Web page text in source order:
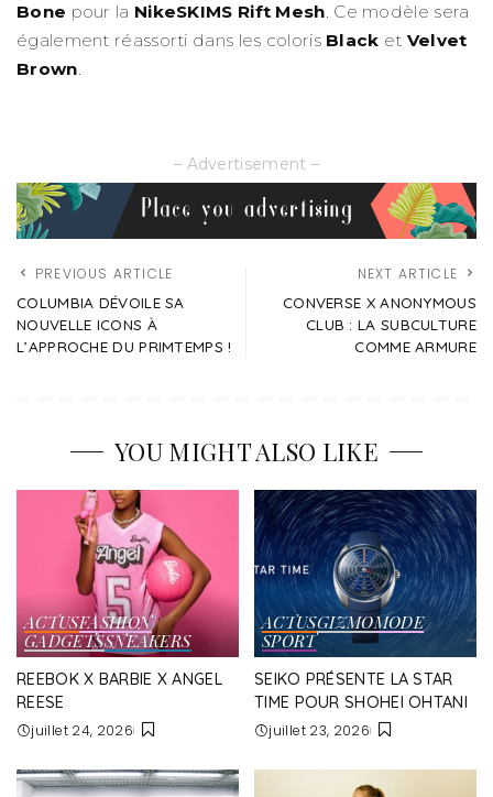
Bone pour la NikeSKIMS Rift Mesh. Ce modèle sera
également réassorti dans les coloris Black et Velvet
Brown.
– Advertisement –
PREVIOUS ARTICLE
COLUMBIA DÉVOILE SA
NOUVELLE ICONS À
L’APPROCHE DU PRIMTEMPS !
NEXT ARTICLE
CONVERSE X ANONYMOUS
CLUB : LA SUBCULTURE
COMME ARMURE
YOU MIGHT ALSO LIKE
ACTUSFASHION
GADGETSSNEAKERS
REEBOK X BARBIE X ANGEL
REESE
juillet 24, 2026
ACTUSGIZMOMODE
SPORT
SEIKO PRÉSENTE LA STAR
TIME POUR SHOHEI OHTANI
juillet 23, 2026